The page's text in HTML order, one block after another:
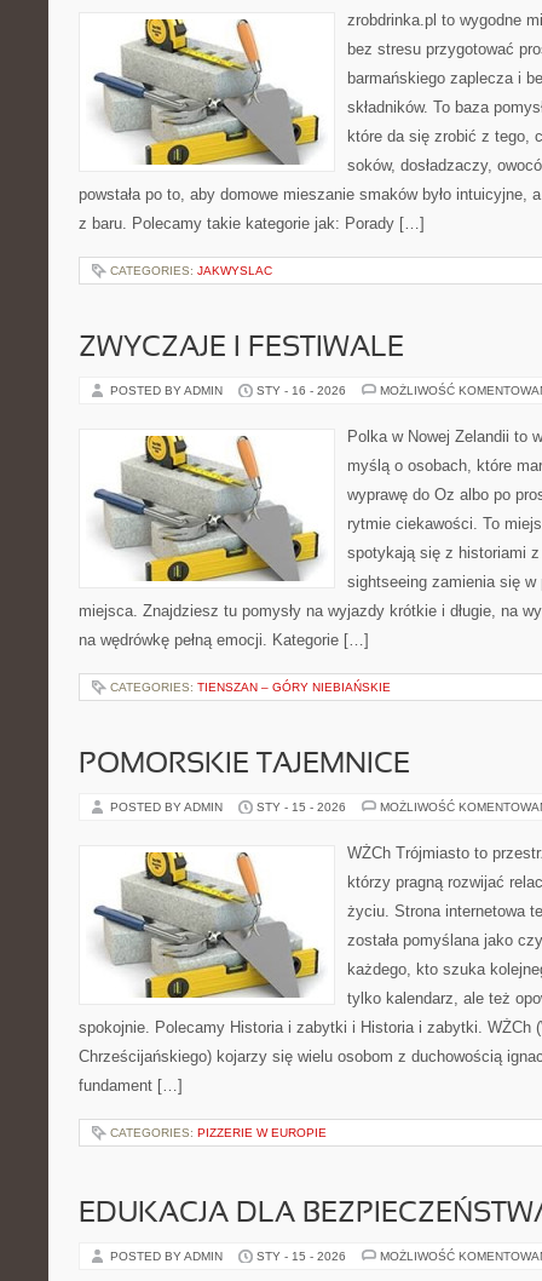
zrobdrinka.pl to wygodne
bez stresu przygotować
barmańskiego zaplecza i
składników. To baza
które da się zrobić z tego,
soków, dosładzaczy,
powstała po to, aby domowe mieszanie smaków było intuicyjne,
z baru. Polecamy takie kategorie jak: Porady […]
CATEGORIES: JAKWYSLAC
ZWYCZAJE I FESTIWALE
POSTED BY ADMIN STY - 16 - 2026 MOŻLIWOŚĆ
Polka w Nowej Zelandii to
myślą o osobach, które
wyprawę do Oz albo po
rytmie ciekawości. To
spotykają się z historiami
sightseeing zamienia się w
miejsca. Znajdziesz tu pomysły na wyjazdy krótkie i długie, na
na wędrówkę pełną emocji. Kategorie […]
CATEGORIES: TIENSZAN – GÓRY NIEBIAŃSKIE
POMORSKIE TAJEMNICE
POSTED BY ADMIN STY - 15 - 2026 MOŻLIWOŚĆ
WŻCh Trójmiasto to
którzy pragną rozwijać
życiu. Strona internetowa
została pomyślana jako
każdego, kto szuka
tylko kalendarz, ale też
spokojnie. Polecamy Historia i zabytki i Historia i zabytki. WŻCh
Chrześcijańskiego) kojarzy się wielu osobom z duchowością
fundament […]
CATEGORIES: PIZZERIE W EUROPIE
EDUKACJA DLA
POSTED BY ADMIN STY - 15 - 2026 MOŻLIWOŚĆ